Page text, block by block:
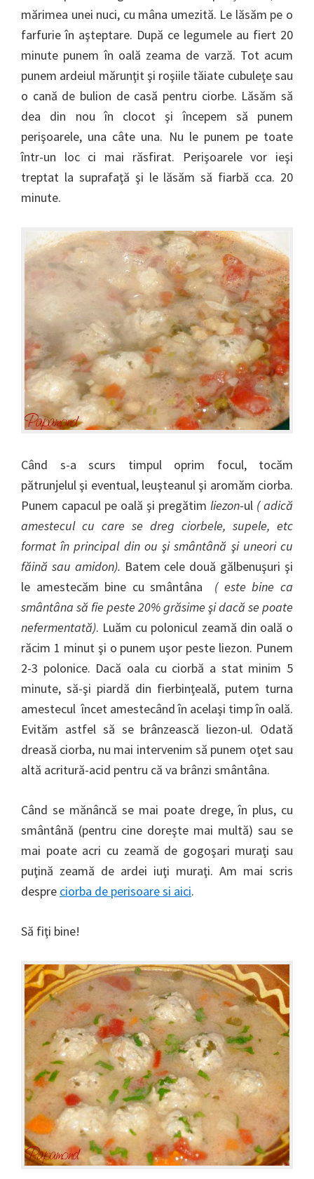
mărimea unei nuci, cu mâna umezită. Le lăsăm pe o
farfurie în aşteptare. După ce legumele au fiert 20
minute punem în oală zeama de varză. Tot acum
punem ardeiul mărunţit şi roşiile tăiate cubuleţe sau
o cană de bulion de casă pentru ciorbe. Lăsăm să
dea din nou în clocot şi începem să punem
perişoarele, una câte una. Nu le punem pe toate
într-un loc ci mai răsfirat. Perişoarele vor ieşi
treptat la suprafaţă şi le lăsăm să fiarbă cca. 20
minute.
Când s-a scurs timpul oprim focul, tocăm
pătrunjelul şi eventual, leuşteanul şi aromăm ciorba.
Punem capacul pe oală şi pregătim liezon-ul ( adică
amestecul cu care se dreg ciorbele, supele, etc
format în principal din ou şi smântână şi uneori cu
făină sau amidon). Batem cele două gălbenuşuri şi
le amestecăm bine cu smântâna ( este bine ca
smântâna să fie peste 20% grăsime şi dacă se poate
nefermentată). Luăm cu polonicul zeamă din oală o
răcim 1 minut şi o punem uşor peste liezon. Punem
2-3 polonice. Dacă oala cu ciorbă a stat minim 5
minute, să-şi piardă din fierbinţeală, putem turna
amestecul încet amestecând în acelaşi timp în oală.
Evităm astfel să se brânzească liezon-ul. Odată
dreasă ciorba, nu mai intervenim să punem oţet sau
altă acritură-acid pentru că va brânzi smântâna.
Când se mănâncă se mai poate drege, în plus, cu
smântână (pentru cine doreşte mai multă) sau se
mai poate acri cu zeamă de gogoşari muraţi sau
puţină zeamă de ardei iuţi muraţi. Am mai scris
despre ciorba de perisoare si aici.
Să fiţi bine!